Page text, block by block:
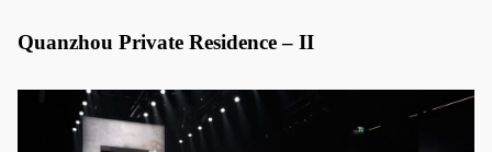
Quanzhou Private Residence – II